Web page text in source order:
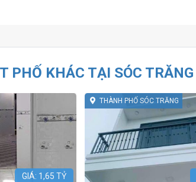
PHỐ KHÁC TẠI SÓC TRĂNG
GIÁ: 1,65 TỶ
THÀNH PHỐ SÓC TRĂNG